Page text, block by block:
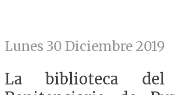
Lunes 30 Diciembre 2019
La biblioteca del